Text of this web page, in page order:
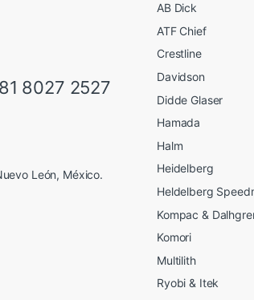
81 8027 2527
León, México.
AB Dick
ATF Chief
Crestline
Davidson
Didde Glaser
Hamada
Halm
Heidelberg
Heldelberg
Kompac &
Komori
Multilith
Ryobi & Itek